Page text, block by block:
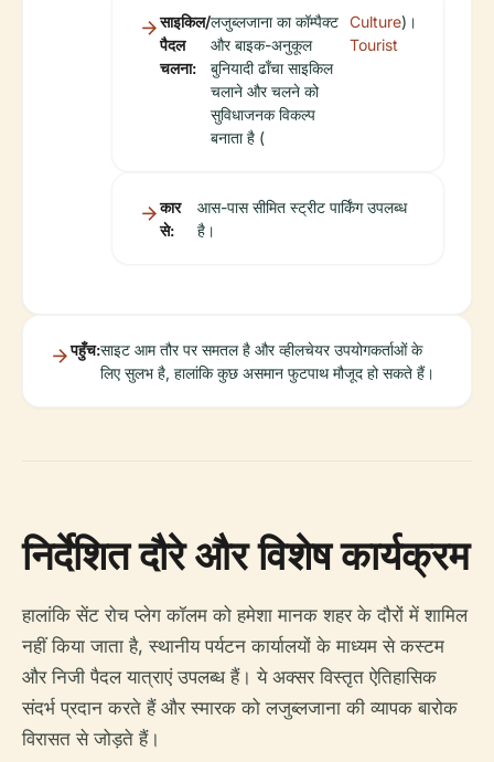
साइकिल/
पैदल
चलना:
लजुब्लजाना का कॉम्पैक्ट
और बाइक-अनुकूल
बुनियादी ढाँचा साइकिल
चलाने और चलने को
सुविधाजनक विकल्प
बनाता है (
Culture
Tourist
)।
कार
से:
आस-पास सीमित स्ट्रीट पार्किंग उपलब्ध
है।
पहुँच:साइट आम तौर पर समतल है और व्हीलचेयर उपयोगकर्ताओं के
लिए सुलभ है, हालांकि कुछ असमान फुटपाथ मौजूद हो सकते हैं।
निर्देशित दौरे और विशेष कार्यक्रम
हालांकि सेंट रोच प्लेग कॉलम को हमेशा मानक शहर के दौरों में शामिल
नहीं किया जाता है, स्थानीय पर्यटन कार्यालयों के माध्यम से कस्टम
और निजी पैदल यात्राएं उपलब्ध हैं। ये अक्सर विस्तृत ऐतिहासिक
संदर्भ प्रदान करते हैं और स्मारक को लजुब्लजाना की व्यापक बारोक
विरासत से जोड़ते हैं।